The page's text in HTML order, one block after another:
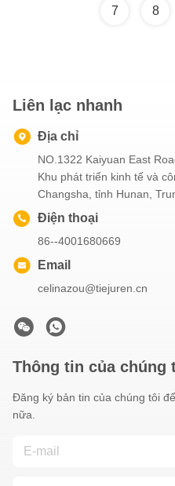
7 8
Liên lạc nhanh
Địa chỉ
NO.1322 Kaiyuan East
Khu phát triển kinh tế và
Changsha, tỉnh Hunan,
Điện thoại
86--4001680669
Email
celinazou@tiejuren.cn
Thông tin của chúng
Đăng ký bản tin của chúng tôi
nữa.